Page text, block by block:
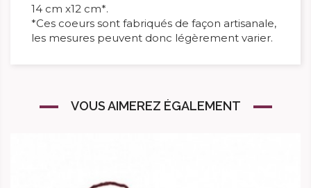
14 cm x12 cm*.
*Ces coeurs sont fabriqués de façon artisanale,
les mesures peuvent donc légèrement varier.
VOUS AIMEREZ ÉGALEMENT